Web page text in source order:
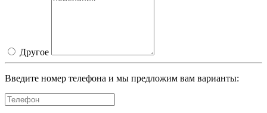
Другое
Введите номер телефона и мы предложим вам варианты: